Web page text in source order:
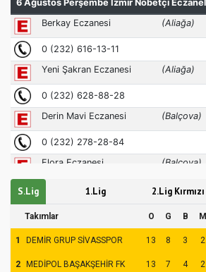
S.Lig 1.Lig 2.Lig Kırmızı
Takımlar O G B M
1 DEMİR GRUP SİVASSPOR 13 8 3 2
2 MEDİPOL BAŞAKŞEHİR FK 13 7 4 2